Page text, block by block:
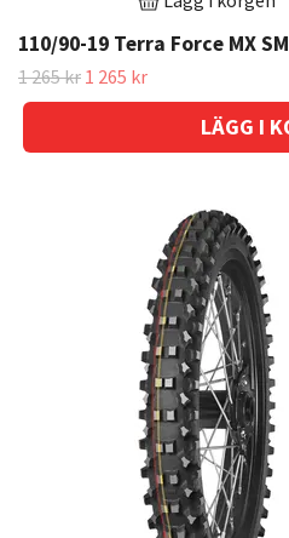
110/90-19 Terra Force MX SM
1 265 kr 1 265 kr